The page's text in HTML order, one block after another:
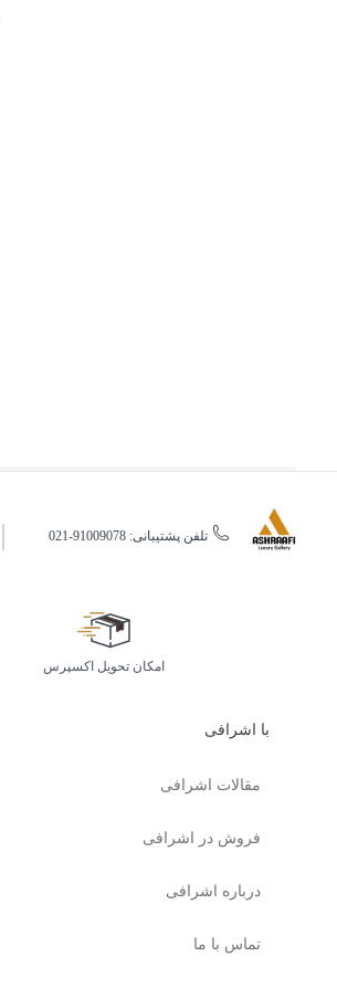
تلفن پشتیبانی: 91009078-021
امکان تحویل اکسپرس
با اشرافی
مقالات اشرافی
فروش در اشرافی
درباره اشرافی
تماس با ما